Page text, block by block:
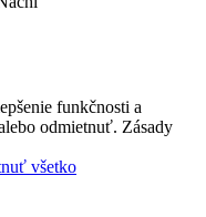
funkčnosti a
odmietnuť. Zásady
všetko